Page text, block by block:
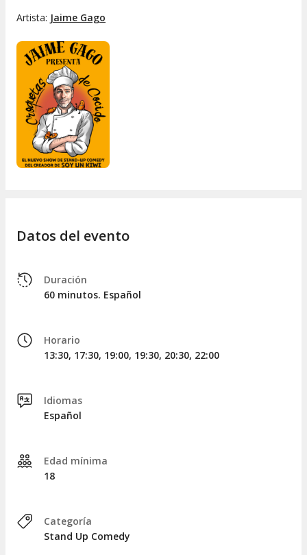
Artista: Jaime Gago
Datos del evento
Duración
60 minutos. Español
Horario
13:30, 17:30, 19:00, 19:30, 20:30, 22:00
Idiomas
Español
Edad mínima
18
Categoría
Stand Up Comedy